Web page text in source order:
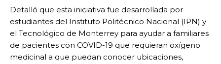
Detalló que esta iniciativa fue desarrollada por
estudiantes del Instituto Politécnico Nacional (IPN) y
el Tecnológico de Monterrey para ayudar a familiares
de pacientes con COVID-19 que requieran oxígeno
medicinal a que puedan conocer ubicaciones,